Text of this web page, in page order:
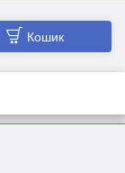
Кошик